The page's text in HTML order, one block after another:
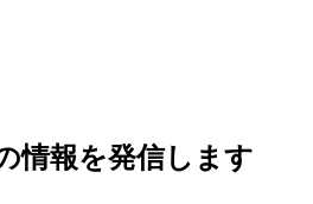
情報を発信します